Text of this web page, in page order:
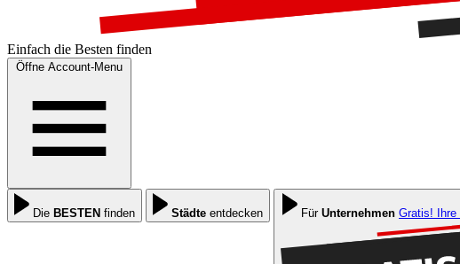
Einfach die Besten finden
Öffne Account-Menu
Die BESTEN finden Städte entdecken Für Unternehmen Gratis! Ihre